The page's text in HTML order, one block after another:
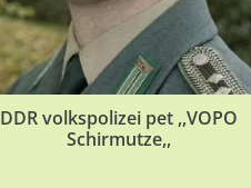
DDR volkspolizei pet ,,VOPO
Schirmutze,,